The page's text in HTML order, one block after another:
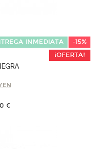
INMEDIATA
-15%
¡OFERTA!
€